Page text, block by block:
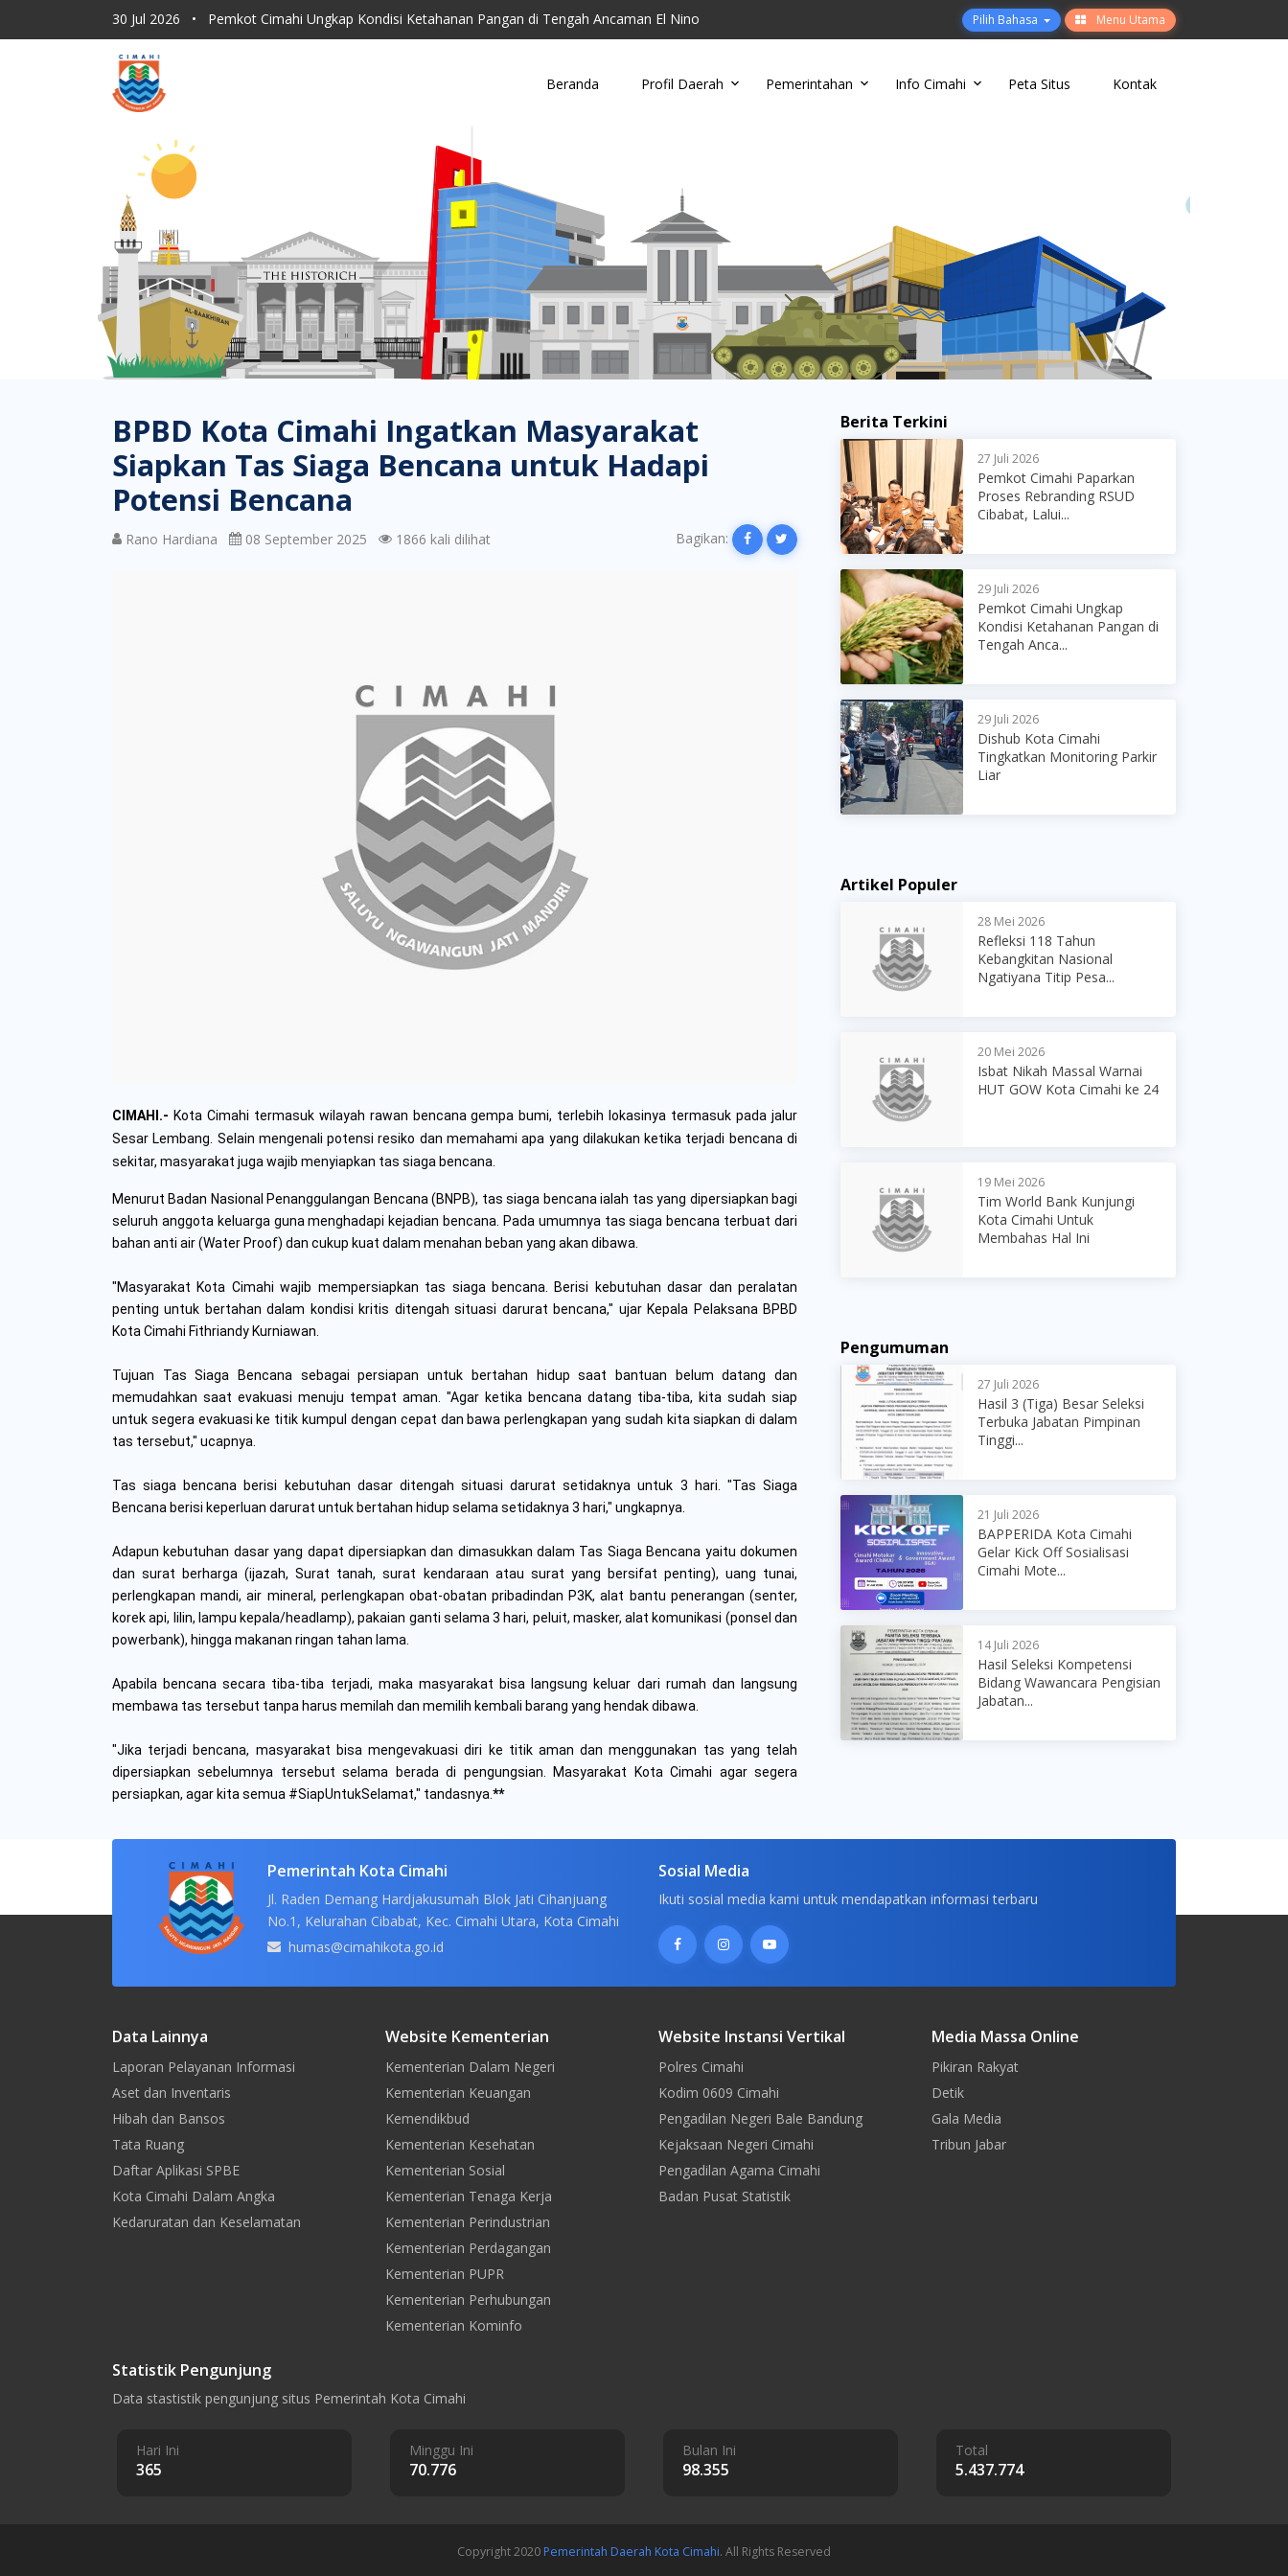
30 Jul 2026
•
Dishub Kota Cimahi Tingkatkan Monitoring Parkir Liar
30 Jul 2026
30 Jul 2026
Pemkot Cimahi Paparkan Proses Rebranding RSUD Cibabat, Lalui Kajian Panjang dan...
30 Jul 2026
Pilih Bahasa Menu Utama
Beranda Profil Daerah Pemerintahan Info Cimahi Peta Situs Kontak
BPBD Kota Cimahi Ingatkan Masyarakat
Siapkan Tas Siaga Bencana untuk Hadapi
Potensi Bencana
Rano Hardiana 08 September 2025 1866 kali dilihat Bagikan:
CIMAHI.- Kota Cimahi termasuk wilayah rawan bencana gempa bumi, terlebih lokasinya termasuk pada jalur
Sesar Lembang. Selain mengenali potensi resiko dan memahami apa yang dilakukan ketika terjadi bencana di
sekitar, masyarakat juga wajib menyiapkan tas siaga bencana.
Menurut Badan Nasional Penanggulangan Bencana (BNPB), tas siaga bencana ialah tas yang dipersiapkan bagi
seluruh anggota keluarga guna menghadapi kejadian bencana. Pada umumnya tas siaga bencana terbuat dari
bahan anti air (Water Proof) dan cukup kuat dalam menahan beban yang akan dibawa.
"Masyarakat Kota Cimahi wajib mempersiapkan tas siaga bencana. Berisi kebutuhan dasar dan peralatan
penting untuk bertahan dalam kondisi kritis ditengah situasi darurat bencana," ujar Kepala Pelaksana BPBD
Kota Cimahi Fithriandy Kurniawan.
Tujuan Tas Siaga Bencana sebagai persiapan untuk bertahan hidup saat bantuan belum datang dan
memudahkan saat evakuasi menuju tempat aman. "Agar ketika bencana datang tiba-tiba, kita sudah siap
untuk segera evakuasi ke titik kumpul dengan cepat dan bawa perlengkapan yang sudah kita siapkan di dalam
tas tersebut," ucapnya.
Tas siaga bencana berisi kebutuhan dasar ditengah situasi darurat setidaknya untuk 3 hari. "Tas Siaga
Bencana berisi keperluan darurat untuk bertahan hidup selama setidaknya 3 hari," ungkapnya.
Adapun kebutuhan dasar yang dapat dipersiapkan dan dimasukkan dalam Tas Siaga Bencana yaitu dokumen
dan surat berharga (ijazah, Surat tanah, surat kendaraan atau surat yang bersifat penting), uang tunai,
perlengkapan mandi, air mineral, perlengkapan obat-obatan pribadindan P3K, alat bantu penerangan (senter,
korek api, lilin, lampu kepala/headlamp), pakaian ganti selama 3 hari, peluit, masker, alat komunikasi (ponsel dan
powerbank), hingga makanan ringan tahan lama.
Apabila bencana secara tiba-tiba terjadi, maka masyarakat bisa langsung keluar dari rumah dan langsung
membawa tas tersebut tanpa harus memilah dan memilih kembali barang yang hendak dibawa.
"Jika terjadi bencana, masyarakat bisa mengevakuasi diri ke titik aman dan menggunakan tas yang telah
dipersiapkan sebelumnya tersebut selama berada di pengungsian. Masyarakat Kota Cimahi agar segera
persiapkan, agar kita semua #SiapUntukSelamat," tandasnya. **
Berita Terkini
27 Juli 2026
Pemkot Cimahi Paparkan
Proses Rebranding RSUD
Cibabat, Lalui...
29 Juli 2026
Pemkot Cimahi Ungkap
Kondisi Ketahanan Pangan di
Tengah Anca...
29 Juli 2026
Dishub Kota Cimahi
Tingkatkan Monitoring Parkir
Liar
Artikel Populer
28 Mei 2026
Refleksi 118 Tahun
Kebangkitan Nasional
Ngatiyana Titip Pesa...
20 Mei 2026
Isbat Nikah Massal Warnai
HUT GOW Kota Cimahi ke 24
19 Mei 2026
Tim World Bank Kunjungi
Kota Cimahi Untuk
Membahas Hal Ini
Pengumuman
27 Juli 2026
Hasil 3 (Tiga) Besar Seleksi
Terbuka Jabatan Pimpinan
Tinggi...
21 Juli 2026
BAPPERIDA Kota Cimahi
Gelar Kick Off Sosialisasi
Cimahi Mote...
14 Juli 2026
Hasil Seleksi Kompetensi
Bidang Wawancara Pengisian
Jabatan...
Pemerintah Kota Cimahi
Jl. Raden Demang Hardjakusumah Blok Jati Cihanjuang
No.1, Kelurahan Cibabat, Kec. Cimahi Utara, Kota Cimahi
humas@cimahikota.go.id
Sosial Media
Ikuti sosial media kami untuk mendapatkan informasi terbaru
Data Lainnya
Laporan Pelayanan Informasi
Aset dan Inventaris
Hibah dan Bansos
Tata Ruang
Daftar Aplikasi SPBE
Kota Cimahi Dalam Angka
Kedaruratan dan Keselamatan
Website Kementerian
Kementerian Dalam Negeri
Kementerian Keuangan
Kemendikbud
Kementerian Kesehatan
Kementerian Sosial
Kementerian Tenaga Kerja
Kementerian Perindustrian
Kementerian Perdagangan
Kementerian PUPR
Kementerian Perhubungan
Kementerian Kominfo
Website Instansi Vertikal
Polres Cimahi
Kodim 0609 Cimahi
Pengadilan Negeri Bale Bandung
Kejaksaan Negeri Cimahi
Pengadilan Agama Cimahi
Badan Pusat Statistik
Media Massa Online
Pikiran Rakyat
Detik
Gala Media
Tribun Jabar
Statistik Pengunjung
Data stastistik pengunjung situs Pemerintah Kota Cimahi
Hari Ini
365
Minggu Ini
70.776
Bulan Ini
98.355
Total
5.437.774
Copyright 2020 Pemerintah Daerah Kota Cimahi. All Rights Reserved